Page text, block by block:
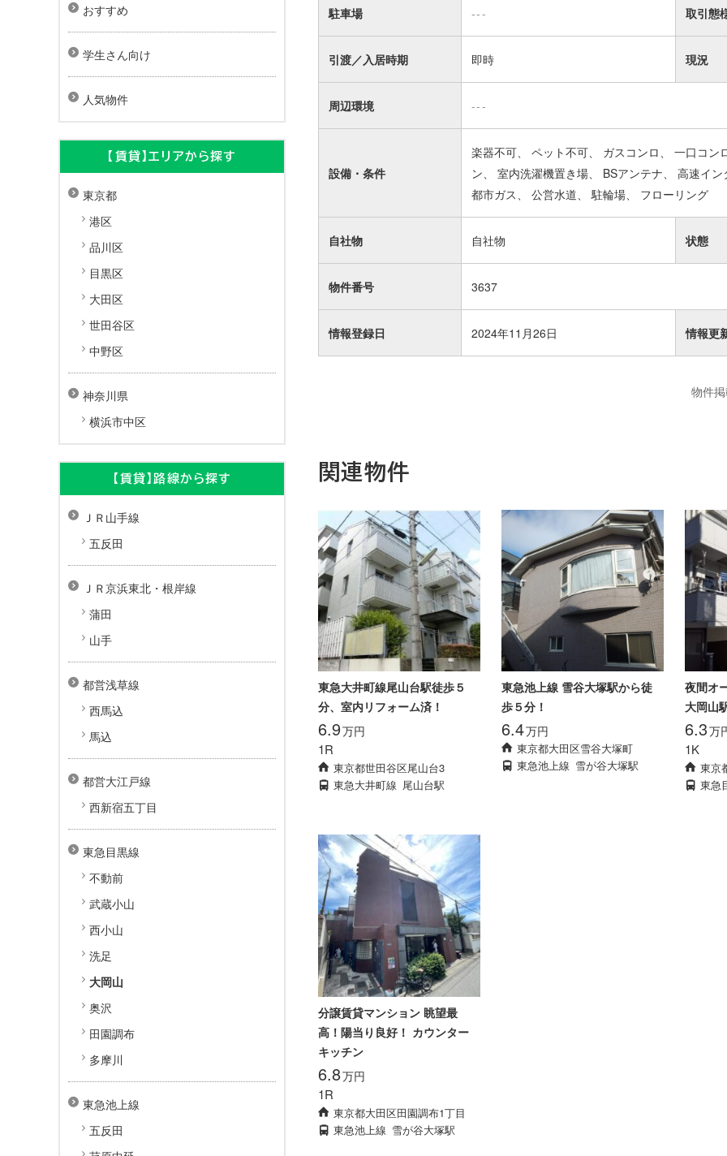
駐車場 --- 取引態
引渡／入居時期 即時 現況
周辺環境 ---
設備・条件
楽器不可 ペット不可 ガスコンロ 一口コン
ン
室内洗濯機置き場 BSアンテナ 高速イン
都市ガス
公営水道 駐輪場 フローリング
自社物 自社物 状態
物件番号 3637
情報登録日 2024年11月26日 情報更
物件
関連物件
東急大井町線尾山台駅徒歩５
分、室内リフォーム済！
6.9万円
1R
東京都世田谷区尾山台3
東急大井町線 尾山台駅
東急池上線 雪谷大塚駅から徒
歩５分！
6.4万円
東京都大田区雪谷大塚町
東急池上線 雪が谷大塚駅
夜間オ
大岡山
6.3万
1K
東京
東急
分譲賃貸マンション 眺望最
高！陽当り良好！ カウンター
キッチン
6.8万円
1R
東京都大田区田園調布1丁目
東急池上線 雪が谷大塚駅
おすすめ
学生さん向け
人気物件
【賃貸】エリアから探す
東京都
港区
品川区
目黒区
大田区
世田谷区
中野区
神奈川県
横浜市中区
【賃貸】路線から探す
ＪＲ山手線
五反田
ＪＲ京浜東北・根岸線
蒲田
山手
都営浅草線
西馬込
馬込
都営大江戸線
西新宿五丁目
東急目黒線
不動前
武蔵小山
西小山
洗足
大岡山
奥沢
田園調布
多摩川
東急池上線
五反田